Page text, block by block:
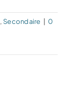
, Secondaire
0